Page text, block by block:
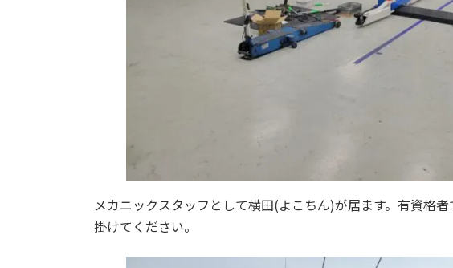
メカニックスタッフとして横田(よこちん)が居ます。有資格
掛けてください。